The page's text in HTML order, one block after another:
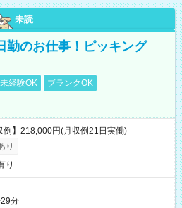
未読
勤のお仕事！ピッキング
経験OK
ブランクOK
】218,000円(月収例21日実働)
り
り
分